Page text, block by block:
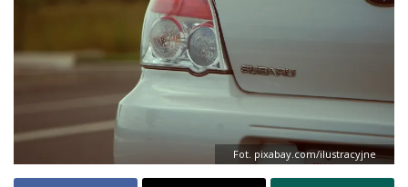
Fot. pixabay.com/ilustracyjne